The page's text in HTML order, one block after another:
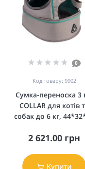
0
Код товару: 9902
Сумка-переноска 3
COLLAR для котів
собак до 6 кг,
2 621.00 грн
Купити